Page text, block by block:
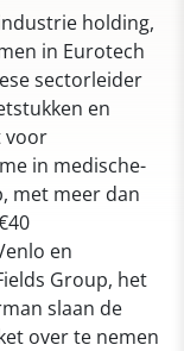
holding,
in Eurotech
sectorleider
en
voor
in medische-
met meer dan
en
Group, het
slaan de
over te nemen